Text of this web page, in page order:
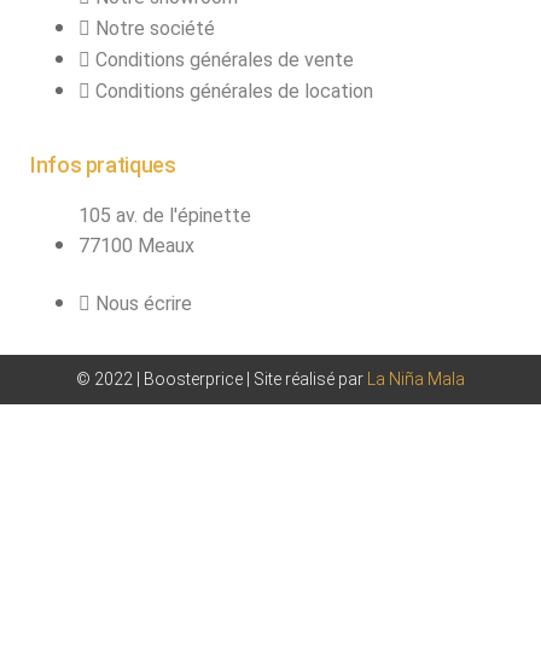
Notre société
Conditions générales de vente
Conditions générales de location
Infos pratiques
105 av. de l'épinette
77100 Meaux
Nous écrire
© 2022 | Boosterprice | Site réalisé par La Niña Mala